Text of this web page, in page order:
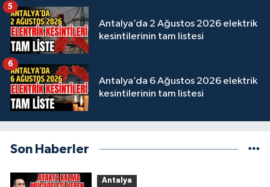
Antalya’da 2 Ağustos 2026 elektrik
kesintilerinin tam listesi
5
Antalya’da 6 Ağustos 2026 elektrik
kesintilerinin tam listesi
6
Son Haberler
Antalya